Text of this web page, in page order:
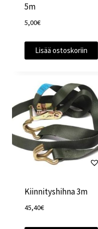
5m
5,00€
Lisää ostoskoriin
Kiinnityshihna 3m
45,40€